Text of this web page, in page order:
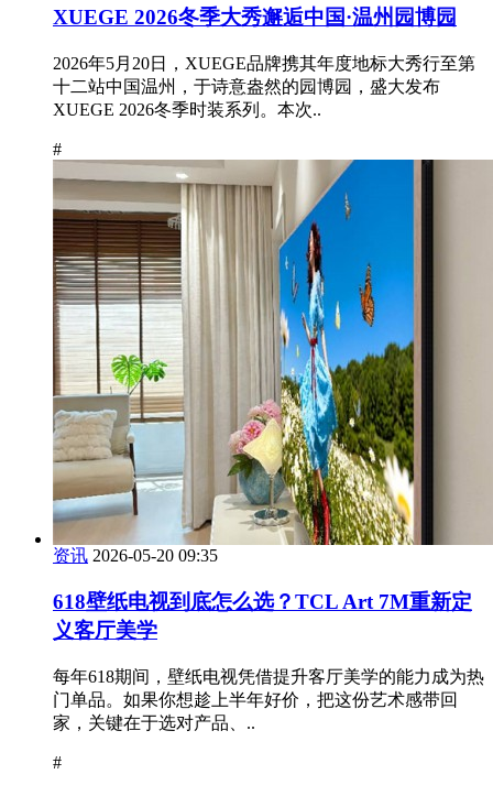
XUEGE 2026冬季大秀邂逅中国·温州园博园
2026年5月20日，XUEGE品牌携其年度地标大秀行至第
十二站中国温州，于诗意盎然的园博园，盛大发布
XUEGE 2026冬季时装系列。本次..
#
资讯 2026-05-20 09:35
618壁纸电视到底怎么选？TCL Art 7M重新定
义客厅美学
每年618期间，壁纸电视凭借提升客厅美学的能力成为热
门单品。如果你想趁上半年好价，把这份艺术感带回
家，关键在于选对产品、..
#